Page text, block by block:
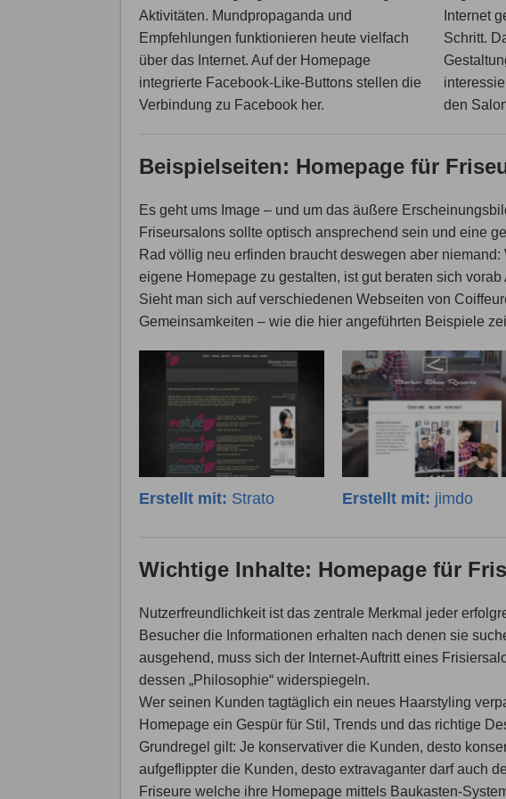
Aktivitäten. Mundpropaganda und
Empfehlungen funktionieren heute vielfach
über das Internet. Auf der Homepage
integrierte Facebook-Like-Buttons stellen die
Verbindung zu Facebook her.
Internet
Schritt.
den
Beispielseiten: Homepage für
Es geht ums Image – und um das äußere
Friseursalons sollte optisch ansprechend sein und eine
Rad völlig neu erfinden braucht deswegen aber
eigene Homepage zu gestalten, ist gut beraten sich
Sieht man sich auf verschiedenen Webseiten von
Gemeinsamkeiten – wie die hier angeführten Beispiele
Erstellt mit: Strato Erstellt mit: jimdo
Wichtige Inhalte: Homepage für
Nutzerfreundlichkeit ist das zentrale Merkmal jeder
Besucher die Informationen erhalten nach denen sie
ausgehend, muss sich der Internet-Auftritt eines
dessen „Philosophie“ widerspiegeln.
Wer seinen Kunden tagtäglich ein neues Haarstyling
Homepage ein Gespür für Stil, Trends und das richtige
Grundregel gilt: Je konservativer die Kunden, desto
aufgeflippter die Kunden, desto extravaganter darf auch
Friseure welche ihre Homepage mittels Baukasten-